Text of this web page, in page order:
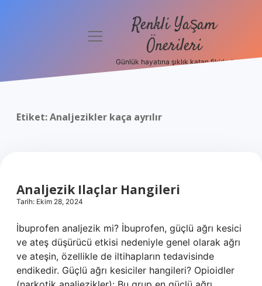
Politikası
menüyü
Renkli Yaşam
Önerileri
Günlük hayatına şıklık katan fikirler!
Etiket:Analjezikler kaça ayrılır
Analjezik Ilaçlar Hangileri
Tarih: Ekim 28, 2024
İbuprofen analjezik mi? İbuprofen, güçlü ağrı kesici
ve ateş düşürücü etkisi nedeniyle genel olarak ağrı
ve ateşin, özellikle de iltihapların tedavisinde
endikedir. Güçlü ağrı kesiciler hangileri? Opioidler